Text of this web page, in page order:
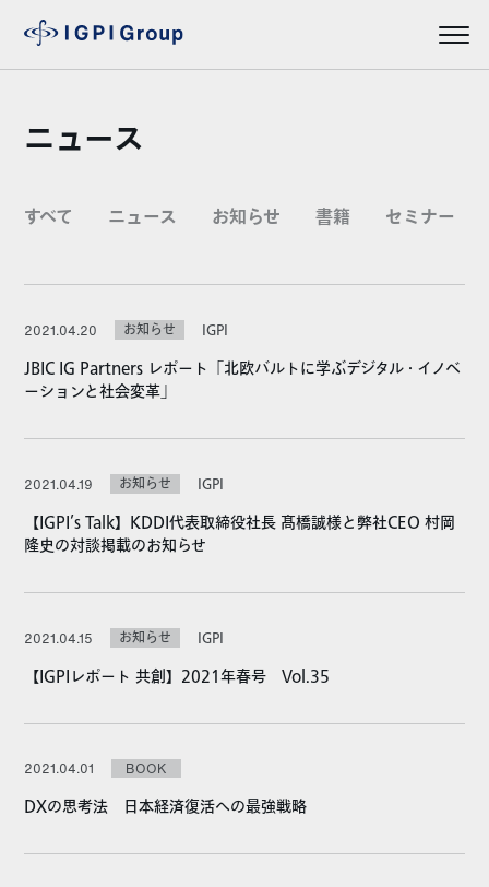
ニュース
すべて ニュース お知らせ 書籍 セミナー
2021.04.20 お知らせ IGPI
JBIC IG Partners レポート「北欧バルトに学ぶデジタル・イノベ
ーションと社会変革」
2021.04.19 お知らせ IGPI
【IGPI’s Talk】KDDI代表取締役社長 髙橋誠様と弊社CEO 村岡
隆史の対談掲載のお知らせ
2021.04.15 お知らせ IGPI
【IGPIレポート 共創】2021年春号 Vol.35
2021.04.01 BOOK
DXの思考法 日本経済復活への最強戦略